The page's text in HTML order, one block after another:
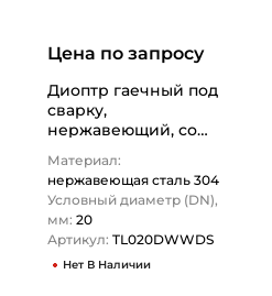
Цена по запросу
Диоптр гаечный под
сварку,
нержавеющий, со
TL020DWWDS
TITAN…
Материал:
нержавеющая сталь 304
Условный диаметр (DN),
мм: 20
Артикул: TL020DWWDS
Нет В Наличии